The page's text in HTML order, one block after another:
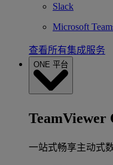
Slack
Microsoft
查看所有集成服务
ONE 平台
TeamViewer
一站式畅享主动式